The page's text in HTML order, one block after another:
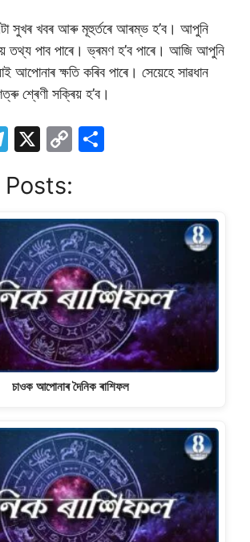
সুখৰ খবৰ আৰু মূহুৰ্তৰে আৰম্ভ হ’ব। আপুনি
তথ্য পাব পাৰে। ভ্ৰমণ হ’ব পাৰে। আজি আপুনি
আপোনাৰ ক্ষতি কৰিব পাৰে। সেয়েহে সাৱধান
শ্ৰেণী সক্ৰিয় হ’ব।
T
e
gr
a
m
X
C
y
Li
n
k
e
চাওক আপোনাৰ দৈনিক ৰাশিফল